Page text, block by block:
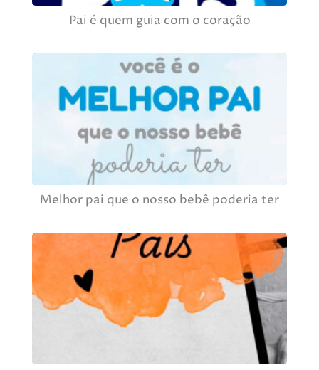
Pai é quem guia com o coração
Melhor pai que o nosso bebê poderia ter